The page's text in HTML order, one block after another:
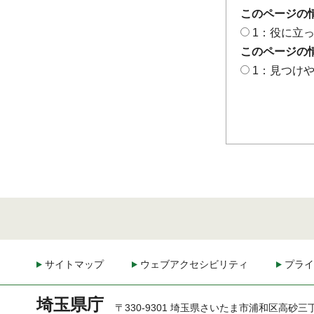
このページの
1：役に立
このページの
1：見つけ
サイトマップ ウェブアクセシビリティ プラ
埼玉県庁 〒330-9301 埼玉県さいたま市浦和区高砂三